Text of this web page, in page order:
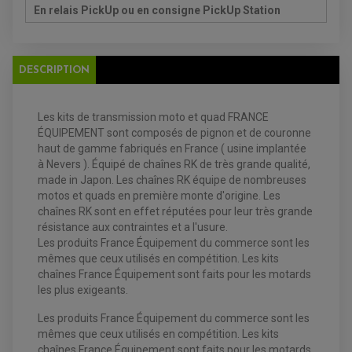
POMPE A ESSENCE
REDRESSEUR / REGULATEUR
ENTRETIEN MOTO
FILTRE A AIR
FILTRE A HUILE
FILTRE ET ACCESSOIRE ESSENCE
OUTILLAGE
PRODUIT D'ENTRETIEN
ACCESSOIRE + VISSERIE FREINAGE
DISQUE DE FREIN ARRIERE
En relais PickUp ou en consigne PickUp Station
DESCRIPTION
Les kits de transmission moto et quad FRANCE
ÉQUIPEMENT sont composés de pignon et de couronne
haut de gamme fabriqués en France ( usine implantée
à Nevers ). Équipé de chaînes RK de très grande qualité,
made in Japon. Les chaînes RK équipe de nombreuses
motos et quads en première monte d'origine. Les
chaînes RK sont en effet réputées pour leur très grande
résistance aux contraintes et a l'usure.
Les produits France Équipement du commerce sont les
mêmes que ceux utilisés en compétition. Les kits
chaînes France Équipement sont faits pour les motards
les plus exigeants.
Les produits France Équipement du commerce sont les
mêmes que ceux utilisés en compétition. Les kits